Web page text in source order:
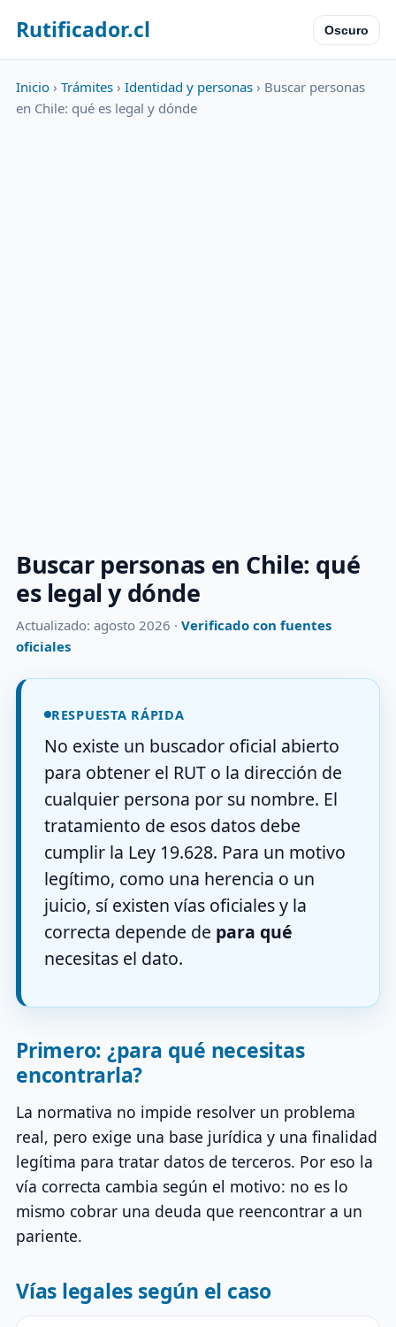
Rutificador.cl Oscuro
Inicio › Trámites › Identidad y personas › Buscar personas
en Chile: qué es legal y dónde
Buscar personas en Chile: qué
es legal y dónde
Actualizado: agosto 2026 · Verificado con fuentes
oficiales
RESPUESTA RÁPIDA
No existe un buscador oficial abierto
para obtener el RUT o la dirección de
cualquier persona por su nombre. El
tratamiento de esos datos debe
cumplir la Ley 19.628. Para un motivo
legítimo, como una herencia o un
juicio, sí existen vías oficiales y la
correcta depende de para qué
necesitas el dato.
Primero: ¿para qué necesitas
encontrarla?
La normativa no impide resolver un problema
real, pero exige una base jurídica y una finalidad
legítima para tratar datos de terceros. Por eso la
vía correcta cambia según el motivo: no es lo
mismo cobrar una deuda que reencontrar a un
pariente.
Vías legales según el caso